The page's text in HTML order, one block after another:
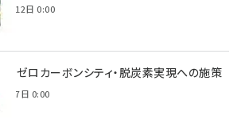
月12日 0:00
のゼロカーボンシティ・脱炭素実現への施策
月7日 0:00